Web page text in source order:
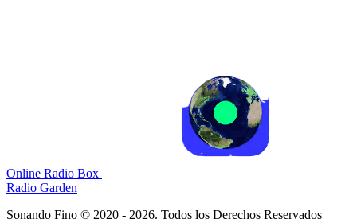
Online Radio Box
Radio Garden
Sonando Fino © 2020 - 2026. Todos los Derechos Reservados